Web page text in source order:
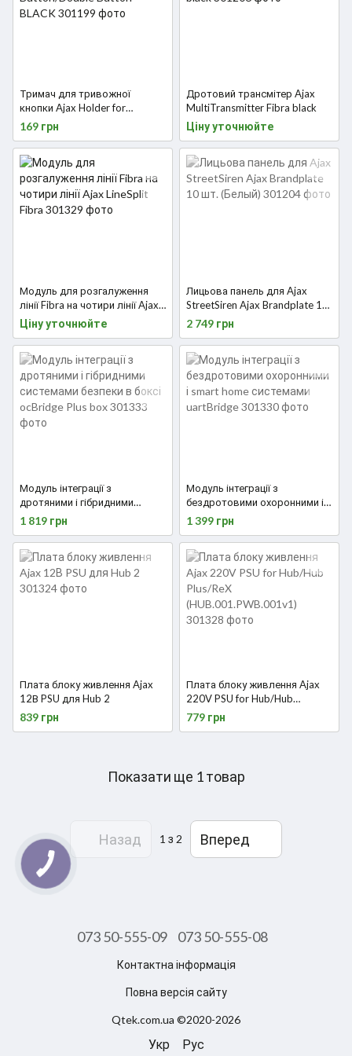
Тримач для тривожної
кнопки Ajax Holder for
Button/Double Button BLACK
169 грн
Дротовий трансмітер Ajax
MultiTransmitter Fibra black
Ціну уточнюйте
Модуль для розгалуження
лінії Fibra на чотири лінії Ajax
LineSplit Fibra
Ціну уточнюйте
Лицьова панель для Ajax
StreetSiren Ajax Brandplate 10
шт. (Белый)
2 749 грн
Модуль інтеграції з
дротяними і гібридними
системами безпеки в боксі
ocBridge Plus box
1 819 грн
Модуль інтеграції з
бездротовими охоронними і
smart home системами
uartBridge
1 399 грн
Плата блоку живлення Ajax
12В PSU для Hub 2
839 грн
Плата блоку живлення Ajax
220V PSU for Hub/Hub
Plus/ReX
(HUB.001.PWB.001v1)
779 грн
Показати ще 1 товар
Назад 1 з 2 Вперед
073 50-555-09 073 50-555-08
Контактна інформація
Повна версія сайту
Qtek.com.ua ©2020-2026
Укр Рус